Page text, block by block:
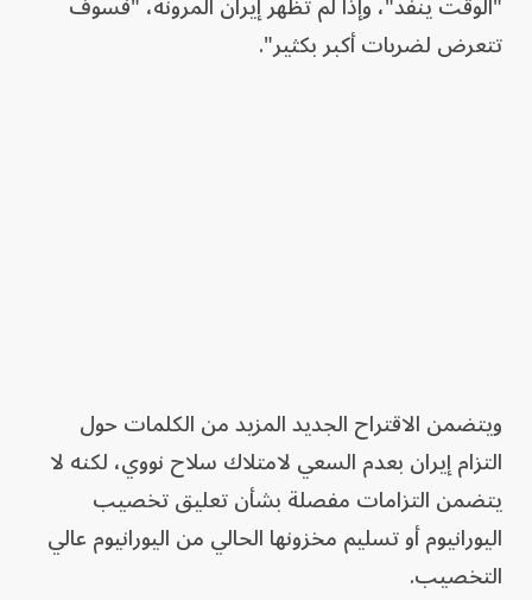
تتعرض لضربات أكبر بكثير".
ويتضمن الاقتراح الجديد المزيد من الكلمات حول
التزام إيران بعدم السعي لامتلاك سلاح نووي، لكنه لا
يتضمن التزامات مفصلة بشأن تعليق تخصيب
اليورانيوم أو تسليم مخزونها الحالي من اليورانيوم عالي
التخصيب.